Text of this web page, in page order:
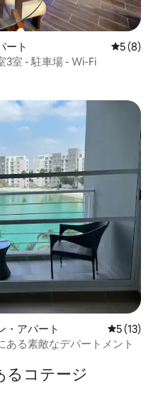
ート レビュー
5 (8)
3室 - 駐車場 - Wi-Fi
・アパート レビュー
5 (13)
ある素敵なデパートメント
るコテージ